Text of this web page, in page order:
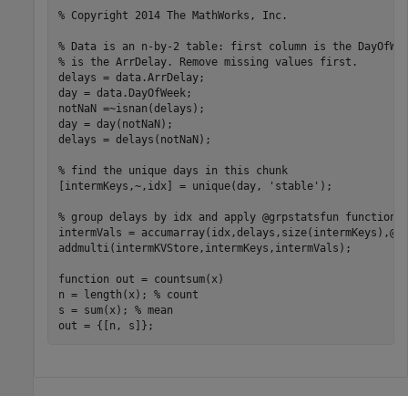
% Copyright 2014 The MathWorks, Inc.
% Data is an n-by-2 table: first column is the
% is the ArrDelay. Remove missing values first.
delays = data.ArrDelay;
day = data.DayOfWeek;
notNaN =~isnan(delays);
day = day(notNaN);
delays = delays(notNaN);
% find the unique days in this chunk
[intermKeys,~,idx] = unique(day,
'stable' );
% group delays by idx and apply @grpstatsfun function
intermVals =
addmulti(intermKVStore,intermKeys,intermVals);
function out = countsum(x)
n = length(x); % count
s = sum(x); % mean
out = {[n, s]};